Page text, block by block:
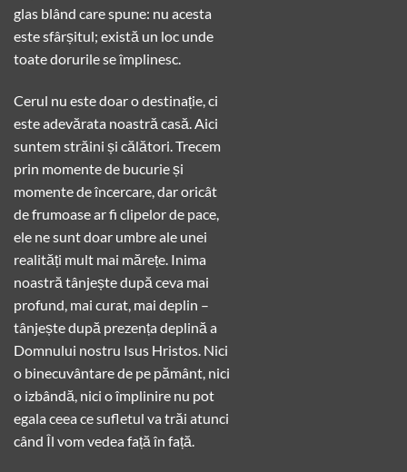
glas blând care spune: nu acesta
este sfârșitul; există un loc unde
toate dorurile se împlinesc.
Cerul nu este doar o destinație, ci
este adevărata noastră casă. Aici
suntem străini și călători. Trecem
prin momente de bucurie și
momente de încercare, dar oricât
de frumoase ar fi clipelor de pace,
ele ne sunt doar umbre ale unei
realități mult mai mărețe. Inima
noastră tânjește după ceva mai
profund, mai curat, mai deplin –
tânjește după prezența deplină a
Domnului nostru Isus Hristos. Nici
o binecuvântare de pe pământ, nici
o izbândă, nici o împlinire nu pot
egala ceea ce sufletul va trăi atunci
când Îl vom vedea față în față.